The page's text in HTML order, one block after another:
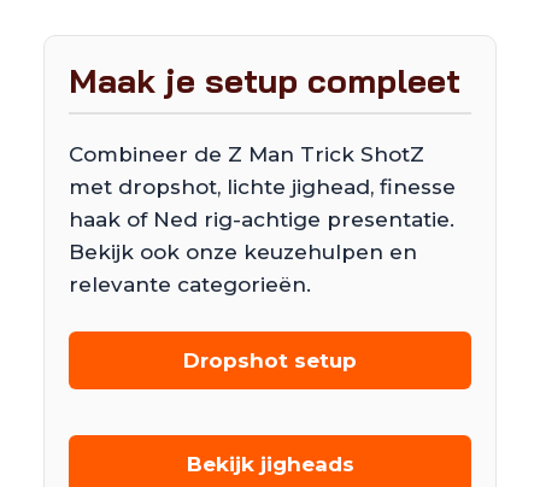
Maak je setup compleet
Combineer de Z Man Trick ShotZ
met dropshot, lichte jighead, finesse
haak of Ned rig-achtige presentatie.
Bekijk ook onze keuzehulpen en
relevante categorieën.
Dropshot setup
Bekijk jigheads